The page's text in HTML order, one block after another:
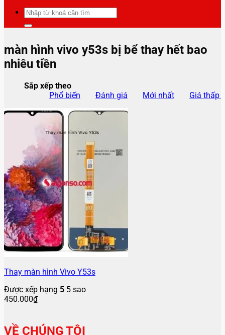
Tìm
kiếm:
màn hình vivo y53s bị bể thay hết bao
nhiêu tiền
Sắp xếp theo
Phổ biến
Đánh giá Mới nhất Giá thấp
Thay màn hình Vivo Y53s
Được xếp hạng 5 5 sao
450.000₫
VỀ CHÚNG TÔI